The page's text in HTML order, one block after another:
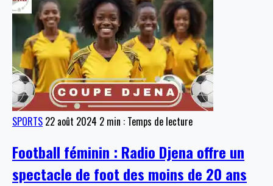
SPORTS 22 août 2024 2 min : Temps de lecture
Football féminin : Radio Djena offre un
spectacle de foot des moins de 20 ans